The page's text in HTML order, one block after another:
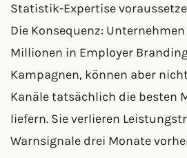
Statistik-Expertise
Die Konsequenz:
Millionen in Employer
Kampagnen, können aber
Kanäle tatsächlich die besten
liefern. Sie verlieren
Warnsignale drei Monate